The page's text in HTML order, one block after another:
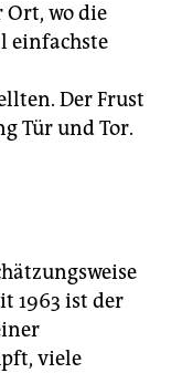
Ort, wo die
einfachste
Der Frust
Tür und Tor.
1963 ist der
viele